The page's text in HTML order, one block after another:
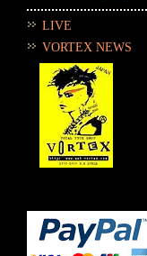
LIVE
VORTEX NEWS